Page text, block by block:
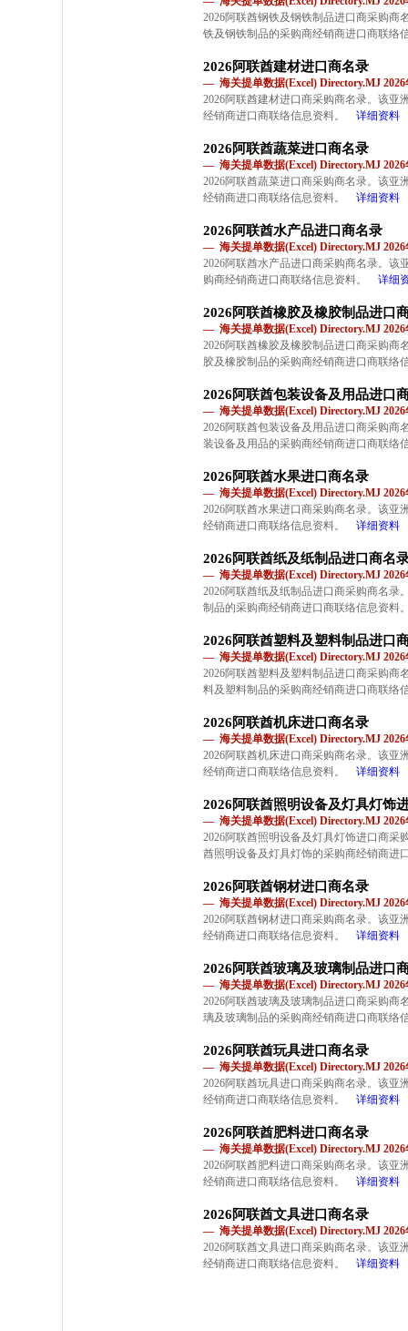
2026阿联酋钢铁及钢铁制品进口商采购商
铁及钢铁制品的采购商经销商进口商联络
2026阿联酋建材进口商名录
— 海关提单数据(Excel) Directory.MJ 2026
2026阿联酋建材进口商采购商名录。该亚
经销商进口商联络信息资料。
详细资料
2026阿联酋蔬菜进口商名录
— 海关提单数据(Excel) Directory.MJ 2026
2026阿联酋蔬菜进口商采购商名录。该亚
经销商进口商联络信息资料。
详细资料
2026阿联酋水产品进口商名录
— 海关提单数据(Excel) Directory.MJ 2026
2026阿联酋水产品进口商采购商名录。该
购商经销商进口商联络信息资料。
详细
2026阿联酋橡胶及橡胶制品进口
— 海关提单数据(Excel) Directory.MJ 2026
2026阿联酋橡胶及橡胶制品进口商采购商
胶及橡胶制品的采购商经销商进口商联络
2026阿联酋包装设备及用品进口
— 海关提单数据(Excel) Directory.MJ 2026
2026阿联酋包装设备及用品进口商采购商
装设备及用品的采购商经销商进口商联络
2026阿联酋水果进口商名录
— 海关提单数据(Excel) Directory.MJ 2026
2026阿联酋水果进口商采购商名录。该亚
经销商进口商联络信息资料。
详细资料
2026阿联酋纸及纸制品进口商名
— 海关提单数据(Excel) Directory.MJ 2026
2026阿联酋纸及纸制品进口商采购商名录
制品的采购商经销商进口商联络信息资料
2026阿联酋塑料及塑料制品进口
— 海关提单数据(Excel) Directory.MJ 2026
2026阿联酋塑料及塑料制品进口商采购商
料及塑料制品的采购商经销商进口商联络
2026阿联酋机床进口商名录
— 海关提单数据(Excel) Directory.MJ 2026
2026阿联酋机床进口商采购商名录。该亚
经销商进口商联络信息资料。
详细资料
2026阿联酋照明设备及灯具灯饰
— 海关提单数据(Excel) Directory.MJ 2026
2026阿联酋照明设备及灯具灯饰进口商采
酋照明设备及灯具灯饰的采购商经销商进
2026阿联酋钢材进口商名录
— 海关提单数据(Excel) Directory.MJ 2026
2026阿联酋钢材进口商采购商名录。该亚
经销商进口商联络信息资料。
详细资料
2026阿联酋玻璃及玻璃制品进口
— 海关提单数据(Excel) Directory.MJ 2026
2026阿联酋玻璃及玻璃制品进口商采购商
璃及玻璃制品的采购商经销商进口商联络
2026阿联酋玩具进口商名录
— 海关提单数据(Excel) Directory.MJ 2026
2026阿联酋玩具进口商采购商名录。该亚
经销商进口商联络信息资料。
详细资料
2026阿联酋肥料进口商名录
— 海关提单数据(Excel) Directory.MJ 2026
2026阿联酋肥料进口商采购商名录。该亚
经销商进口商联络信息资料。
详细资料
2026阿联酋文具进口商名录
— 海关提单数据(Excel) Directory.MJ 2026
2026阿联酋文具进口商采购商名录。该亚
经销商进口商联络信息资料。
详细资料